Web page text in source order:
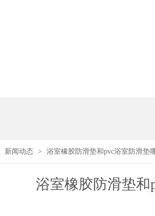
新闻动态 > 浴室橡胶防滑垫和pvc浴室防滑垫哪
浴室橡胶防滑垫和